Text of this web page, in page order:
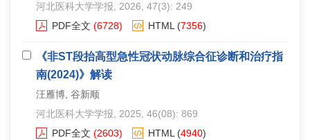
河北医科大学学报 , 2026, 47(3): 249
PDF全文 (6728) HTML (7356)
《非ST段抬高型急性冠状动脉综合征诊断和治疗指
南(2024)》解读
汪雁博, 谷新顺
河北医科大学学报 , 2025, 46(08): 869
PDF全文 (2603) HTML (4940)